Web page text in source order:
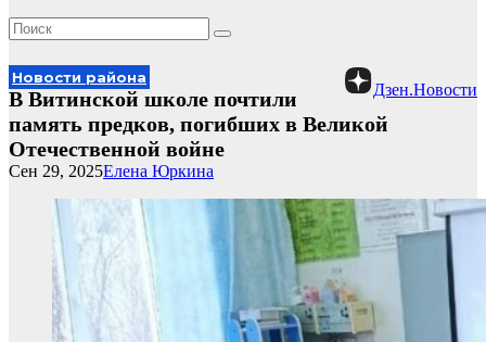
Дзен.Новости
Новости района
В Витинской школе почтили
память предков, погибших в Великой
Отечественной войне
Елена Юркина
Сен 29, 2025